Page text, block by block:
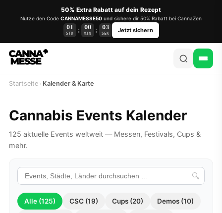
50% Extra Rabatt auf dein Rezept
Nutze den Code CANNAMESSE50 und sichere dir 50% Rabatt bei CannaZen
01
STD : 00
MIN : 03
SEK Jetzt sichern
Startseite › Kalender & Karte
Cannabis Events Kalender
125 aktuelle Events weltweit — Messen, Festivals, Cups &
mehr.
🔍
Alle (125) CSC (19) Cups (20) Demos (10)